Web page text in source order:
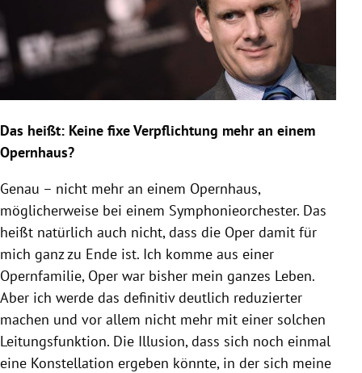
Das heißt: Keine fixe Verpflichtung mehr an einem
Opernhaus?
Genau – nicht mehr an einem Opernhaus,
möglicherweise bei einem Symphonieorchester. Das
heißt natürlich auch nicht, dass die Oper damit für
mich ganz zu Ende ist. Ich komme aus einer
Opernfamilie, Oper war bisher mein ganzes Leben.
Aber ich werde das definitiv deutlich reduzierter
machen und vor allem nicht mehr mit einer solchen
Leitungsfunktion. Die Illusion, dass sich noch einmal
eine Konstellation ergeben könnte, in der sich meine